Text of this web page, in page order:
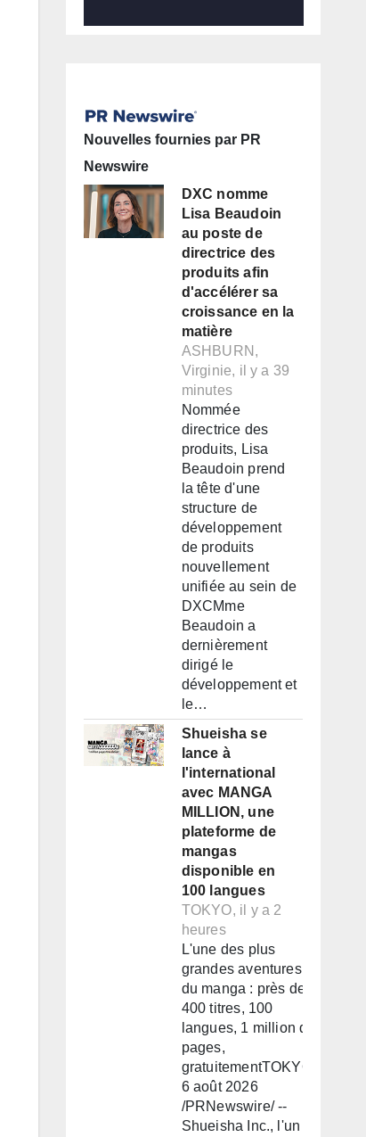
Nouvelles fournies par PR
Newswire
DXC nomme
Lisa Beaudoin
au poste de
directrice des
produits afin
d'accélérer sa
croissance en la
matière
ASHBURN,
Virginie, il y a 39
minutes
Nommée
directrice des
produits, Lisa
Beaudoin prend
la tête d'une
structure de
développement
de produits
nouvellement
unifiée au sein de
DXCMme
Beaudoin a
dernièrement
dirigé le
développement et
le…
Shueisha se
lance à
l'international
avec MANGA
MILLION, une
plateforme de
mangas
disponible en
100 langues
TOKYO, il y a 2
heures
L'une des plus
grandes aventures
du manga : près de
400 titres, 100
langues, 1 million de
pages,
gratuitementTOKYO,
6 août 2026
/PRNewswire/ --
Shueisha Inc., l'un